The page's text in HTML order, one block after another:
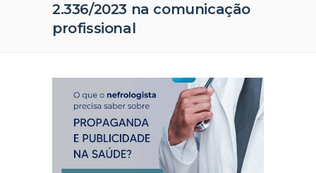
2.336/2023 na comunicação
profissional